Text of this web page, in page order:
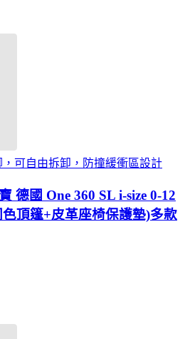
可自由拆卸，防撞緩衝區設計
德國 One 360 SL i-size 0-12
頂篷+皮革座椅保護墊)多款